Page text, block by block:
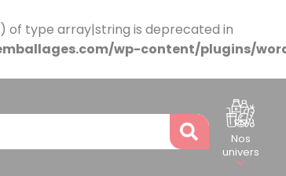
of type array|string is deprecated in
wp-content/plugins/
Nos
univers